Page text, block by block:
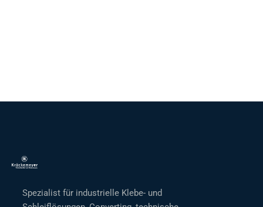
Spezialist für industrielle Klebe- und